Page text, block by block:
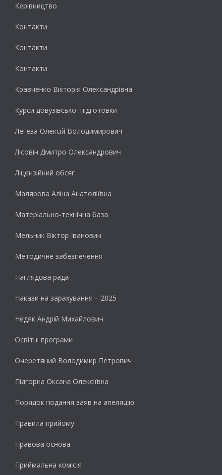
Керівництво
Контакти
Контакти
Контакти
Кравченко Вікторія Олександрівна
Курси довузівської підготовки
Легеза Олексій Володимирович
Лісовін Дмитро Олександрович
Ліцензійний обсяг
Малярова Аліна Анатоліївна
Матеріально-технічна база
Мельник Віктор Іванович
Методичне забезпечення
Наглядова рада
Накази на зарахування – 2025
Недяк Андрій Михайлович
Освітні програми
Очеретяний Володимир Петрович
Підгорна Оксана Олексіївна
Порядок подання заяв на апеляцію
Правила прийому
Правова основа
Приймальна комісія